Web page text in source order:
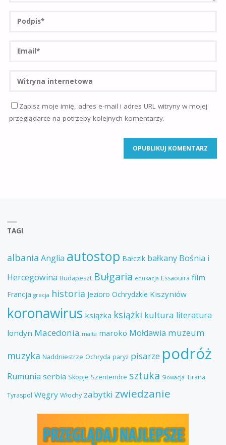
Zapisz moje imię, adres e-mail i adres URL witryny w mojej
przeglądarce na potrzeby kolejnych komentarzy.
TAGI
albania Anglia autostop Bałczik bałkany Bośnia i
Hercegowina Budapeszt Bułgaria edukacja Essaouira film
Francja grecja historia Jezioro Ochrydzkie Kiszyniów
koronawirus książka książki kultura literatura
londyn Macedonia malta maroko Mołdawia muzeum
muzyka Naddniestrze Ochryda paryż pisarze podróż
Rumunia serbia Skopje Szentendre sztuka Słowacja Tirana
Tyraspol Węgry Włochy zabytki zwiedzanie